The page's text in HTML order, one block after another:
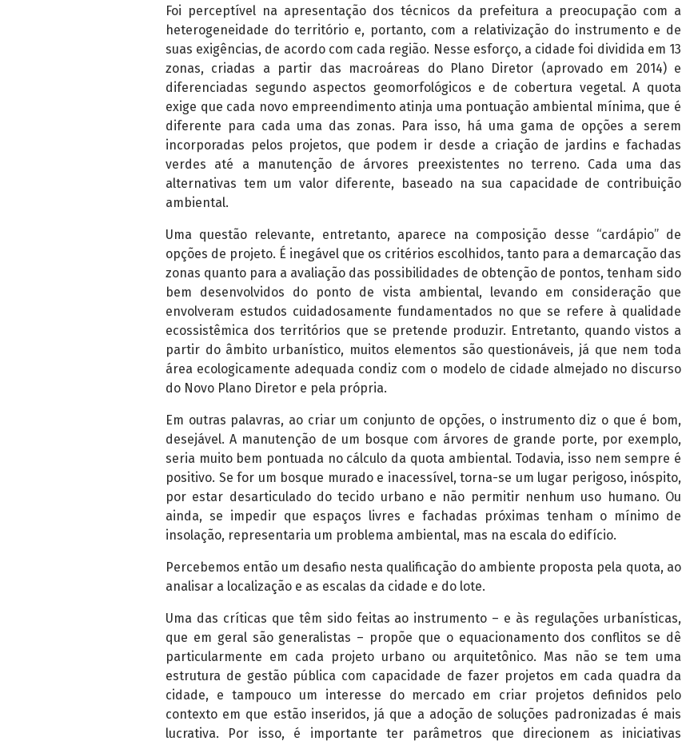
Foi perceptível na apresentação dos técnicos da prefeitura a preocupação com a
heterogeneidade do território e, portanto, com a relativização do instrumento e de
suas exigências, de acordo com cada região. Nesse esforço, a cidade foi dividida em 13
zonas, criadas a partir das macroáreas do Plano Diretor (aprovado em 2014) e
diferenciadas segundo aspectos geomorfológicos e de cobertura vegetal. A quota
exige que cada novo empreendimento atinja uma pontuação ambiental mínima, que é
diferente para cada uma das zonas. Para isso, há uma gama de opções a serem
incorporadas pelos projetos, que podem ir desde a criação de jardins e fachadas
verdes até a manutenção de árvores preexistentes no terreno. Cada uma das
alternativas tem um valor diferente, baseado na sua capacidade de contribuição
ambiental.
Uma questão relevante, entretanto, aparece na composição desse “cardápio” de
opções de projeto. É inegável que os critérios escolhidos, tanto para a demarcação das
zonas quanto para a avaliação das possibilidades de obtenção de pontos, tenham sido
bem desenvolvidos do ponto de vista ambiental, levando em consideração que
envolveram estudos cuidadosamente fundamentados no que se refere à qualidade
ecossistêmica dos territórios que se pretende produzir. Entretanto, quando vistos a
partir do âmbito urbanístico, muitos elementos são questionáveis, já que nem toda
área ecologicamente adequada condiz com o modelo de cidade almejado no discurso
do Novo Plano Diretor e pela própria.
Em outras palavras, ao criar um conjunto de opções, o instrumento diz o que é bom,
desejável. A manutenção de um bosque com árvores de grande porte, por exemplo,
seria muito bem pontuada no cálculo da quota ambiental. Todavia, isso nem sempre é
positivo. Se for um bosque murado e inacessível, torna-se um lugar perigoso, inóspito,
por estar desarticulado do tecido urbano e não permitir nenhum uso humano. Ou
ainda, se impedir que espaços livres e fachadas próximas tenham o mínimo de
insolação, representaria um problema ambiental, mas na escala do edifício.
Percebemos então um desafio nesta qualificação do ambiente proposta pela quota, ao
analisar a localização e as escalas da cidade e do lote.
Uma das críticas que têm sido feitas ao instrumento – e às regulações urbanísticas,
que em geral são generalistas – propõe que o equacionamento dos conflitos se dê
particularmente em cada projeto urbano ou arquitetônico. Mas não se tem uma
estrutura de gestão pública com capacidade de fazer projetos em cada quadra da
cidade, e tampouco um interesse do mercado em criar projetos definidos pelo
contexto em que estão inseridos, já que a adoção de soluções padronizadas é mais
lucrativa. Por isso, é importante ter parâmetros que direcionem as iniciativas